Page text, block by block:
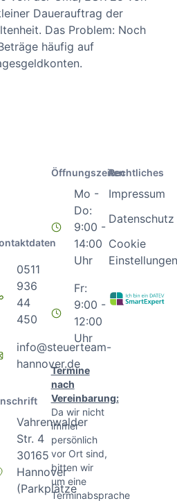
Dauerauftrag der
Das Problem: Noch
häufig auf
0511
936
44
450
info@steuerteam-
hannover.de
Vahrenwalder
Str. 4
30165
Hannover
(Parkplätze
Öffnungszeiten
Mo -
Do:
9:00 -
14:00
Uhr
Fr:
9:00 -
12:00
Uhr
Termine
nach
Vereinbarung:
Da wir nicht
immer
persönlich
vor Ort sind,
bitten wir
um eine
Terminabsprache
Rechtliches
Impressum
Datenschutz
Cookie
Einstellungen